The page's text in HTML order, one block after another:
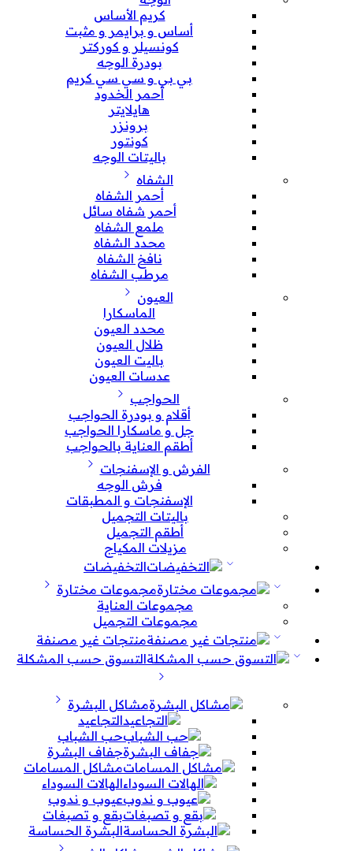
كريم الأساس
أساس و برايمر و مثبت
كونسيلر و كوركتر
بودرة الوجه
بي بي و سي سي كريم
أحمر الخدود
هايلايتر
برونزر
كونتور
باليتات الوجه
الشفاه
أحمر الشفاه
أحمر شفاه سائل
ملمع الشفاه
محدد الشفاه
نافخ الشفاه
مرطب الشفاه
العيون
الماسكارا
محدد العيون
ظلال العيون
باليت العيون
عدسات العيون
الحواجب
أقلام و بودرة الحواجب
جل و ماسكارا الحواجب
أطقم العناية بالحواجب
الفرش و الإسفنجات
فرش الوجه
الإسفنجات و المطبقات
باليتات التجميل
أطقم التجميل
مزيلات المكياج
التخفيضات
مجموعات مختارة
مجموعات العناية
مجموعات التجميل
منتجات غير مصنفة
التسوق حسب المشكلة
مشاكل البشرة
التجاعيد
حب الشباب
جفاف البشرة
مشاكل المسامات
الهالات السوداء
عيوب و ندوب
بقع و تصبغات
البشرة الحساسة